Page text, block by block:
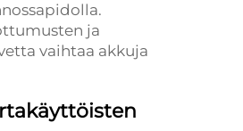
ja
vaihtaa akkuja